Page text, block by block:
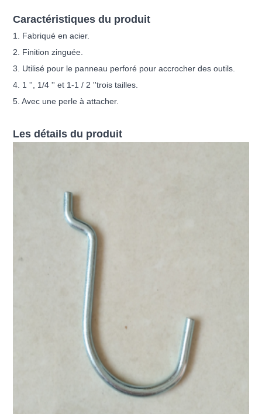
Caractéristiques du produit
1. Fabriqué en acier.
2. Finition zinguée.
3. Utilisé pour le panneau perforé pour accrocher des outils.
4. 1 '', 1/4 '' et 1-1 / 2 ''trois tailles.
5. Avec une perle à attacher.
Les détails du produit